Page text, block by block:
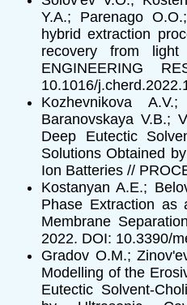
Y.A.; Parenago
hybrid extraction
recovery from light
ENGINEERING
10.1016/
Kozhevnikova
Baranovskaya V.B.;
Deep Eutectic
Solutions Obtained
Ion Batteries //
Kostanyan A.E.;
Phase Extraction as
Membrane
2022. DOI: 10.3390/
Gradov O.M.;
Modelling of the
Eutectic Solvent-